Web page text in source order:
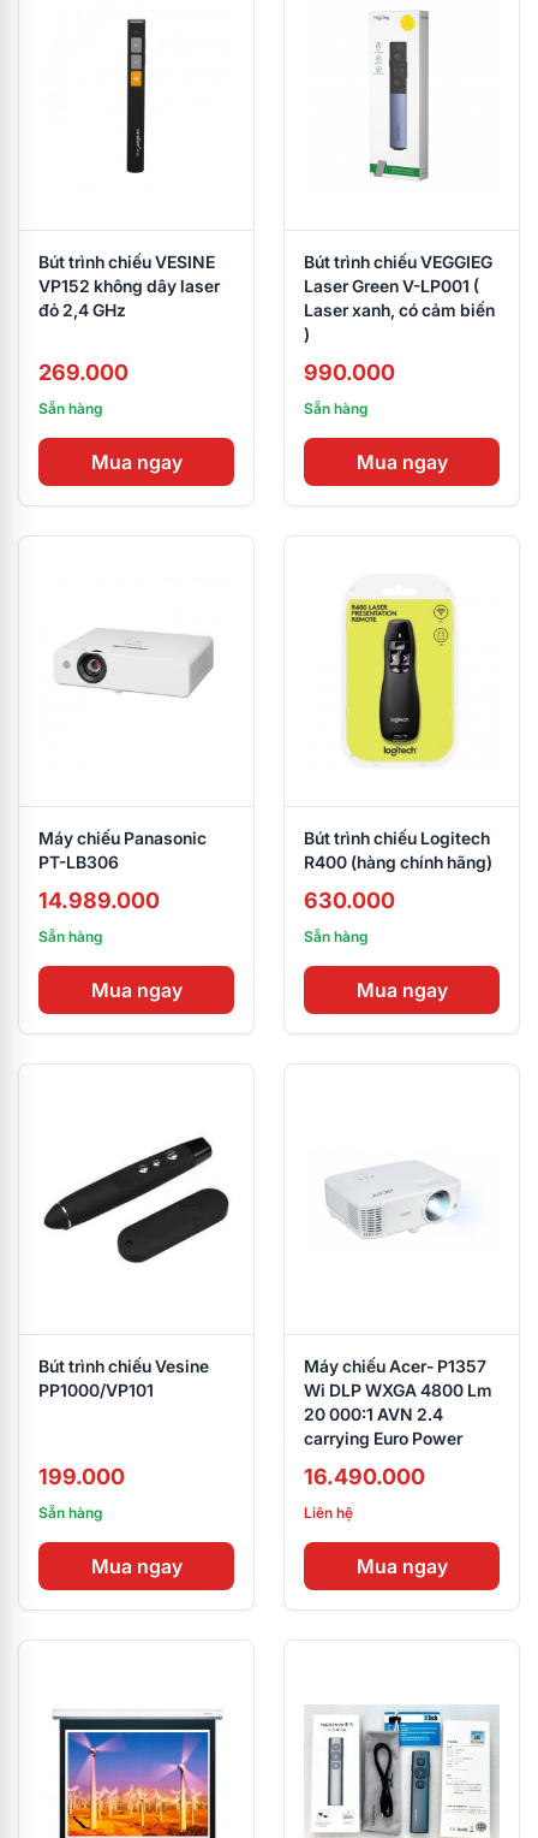
Bút trình chiếu VESINE
VP152 không dây laser
đỏ 2,4 GHz
269.000
Sẵn hàng
Mua ngay
Bút trình chiếu VEGGIEG
Laser Green V-LP001 (
Laser xanh, có cảm biến
)
990.000
Sẵn hàng
Mua ngay
Máy chiếu Panasonic
PT-LB306
14.989.000
Sẵn hàng
Mua ngay
Bút trình chiếu Logitech
R400 (hàng chính hãng)
630.000
Sẵn hàng
Mua ngay
Bút trình chiếu Vesine
PP1000/VP101
199.000
Sẵn hàng
Mua ngay
Máy chiếu Acer- P1357
Wi DLP WXGA 4800 Lm
20 000:1 AVN 2.4
carrying Euro Power
16.490.000
Liên hệ
Mua ngay